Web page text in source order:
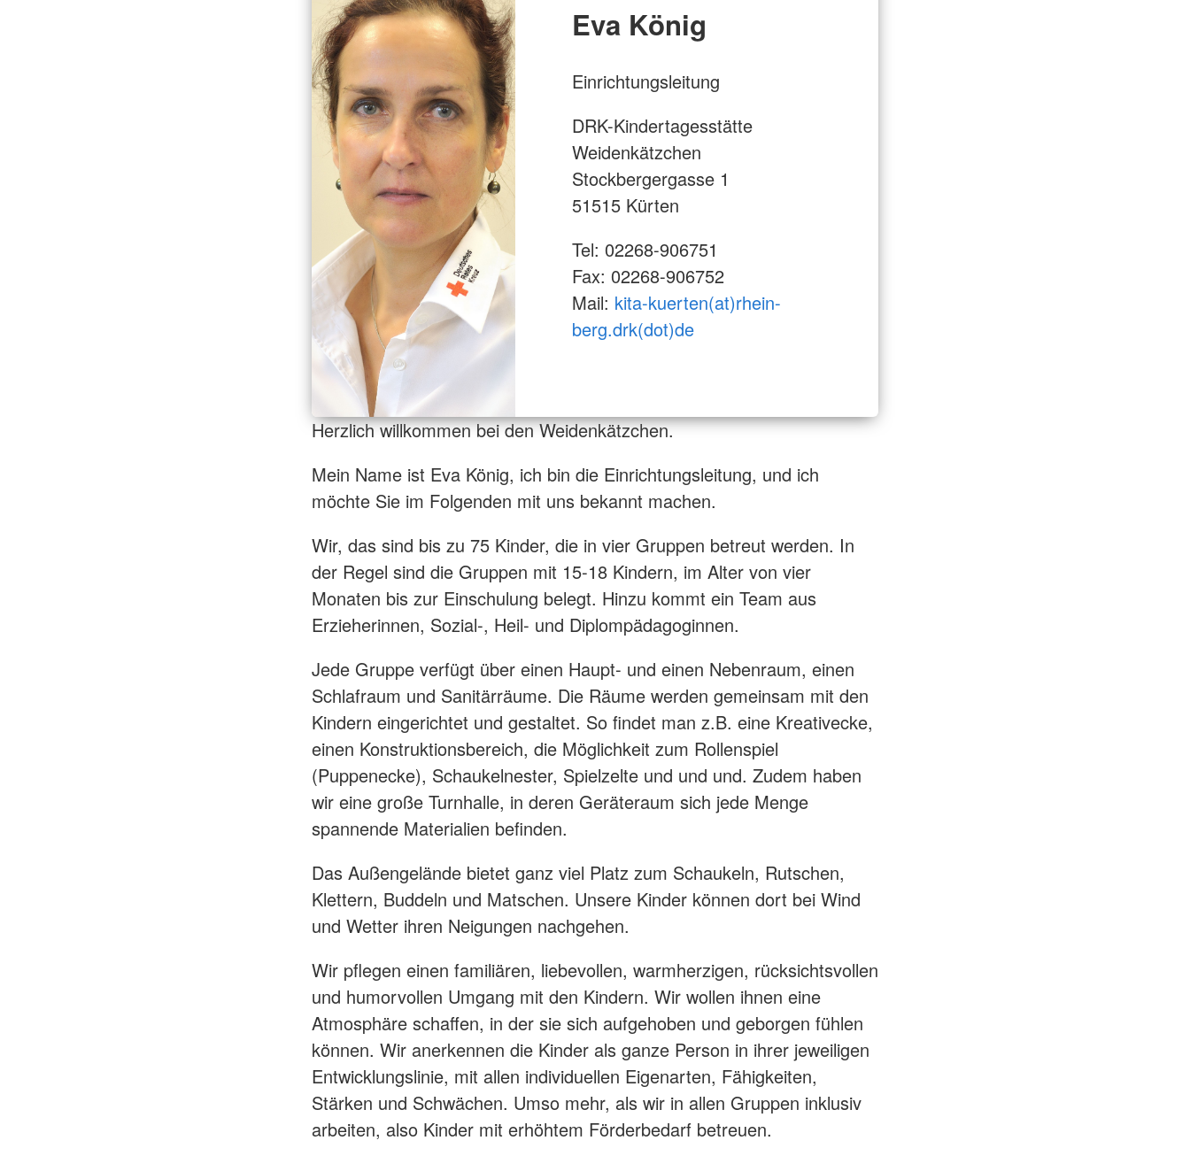
Eva König
Einrichtungsleitung
DRK-Kindertagesstätte
Weidenkätzchen
Stockbergergasse 1
51515 Kürten
Tel: 02268-906751
Fax: 02268-906752
Mail: kita-kuerten(at)rhein-
berg.drk(dot)de
Herzlich willkommen bei den Weidenkätzchen.
Mein Name ist Eva König, ich bin die Einrichtungsleitung, und ich
möchte Sie im Folgenden mit uns bekannt machen.
Wir, das sind bis zu 75 Kinder, die in vier Gruppen betreut werden. In
der Regel sind die Gruppen mit 15-18 Kindern, im Alter von vier
Monaten bis zur Einschulung belegt. Hinzu kommt ein Team aus
Erzieherinnen, Sozial-, Heil- und Diplompädagoginnen.
Jede Gruppe verfügt über einen Haupt- und einen Nebenraum, einen
Schlafraum und Sanitärräume. Die Räume werden gemeinsam mit den
Kindern eingerichtet und gestaltet. So findet man z.B. eine Kreativecke,
einen Konstruktionsbereich, die Möglichkeit zum Rollenspiel
(Puppenecke), Schaukelnester, Spielzelte und und und. Zudem haben
wir eine große Turnhalle, in deren Geräteraum sich jede Menge
spannende Materialien befinden.
Das Außengelände bietet ganz viel Platz zum Schaukeln, Rutschen,
Klettern, Buddeln und Matschen. Unsere Kinder können dort bei Wind
und Wetter ihren Neigungen nachgehen.
Wir pflegen einen familiären, liebevollen, warmherzigen, rücksichtsvollen
und humorvollen Umgang mit den Kindern. Wir wollen ihnen eine
Atmosphäre schaffen, in der sie sich aufgehoben und geborgen fühlen
können. Wir anerkennen die Kinder als ganze Person in ihrer jeweiligen
Entwicklungslinie, mit allen individuellen Eigenarten, Fähigkeiten,
Stärken und Schwächen. Umso mehr, als wir in allen Gruppen inklusiv
arbeiten, also Kinder mit erhöhtem Förderbedarf betreuen.